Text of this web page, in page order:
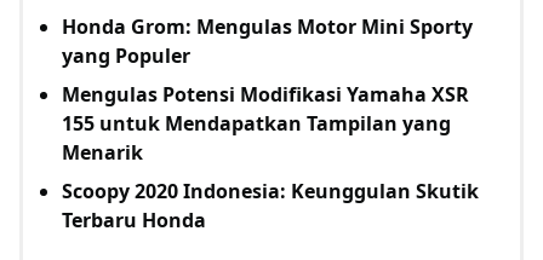
Honda Grom: Mengulas Motor Mini Sporty
yang Populer
Mengulas Potensi Modifikasi Yamaha XSR
155 untuk Mendapatkan Tampilan yang
Menarik
Scoopy 2020 Indonesia: Keunggulan Skutik
Terbaru Honda